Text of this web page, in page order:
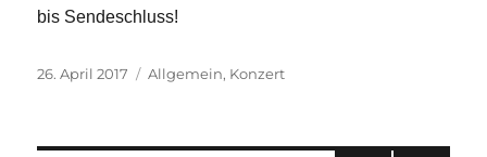
bis Sendeschluss!
Veröffentlicht
26. April 2017 Kategorien
Allgemein, Konzert